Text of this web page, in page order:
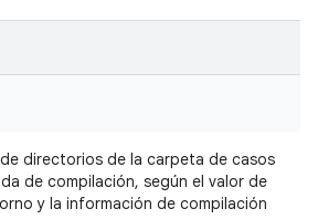
de directorios de la carpeta de casos
de compilación, según el valor de
y la información de compilación